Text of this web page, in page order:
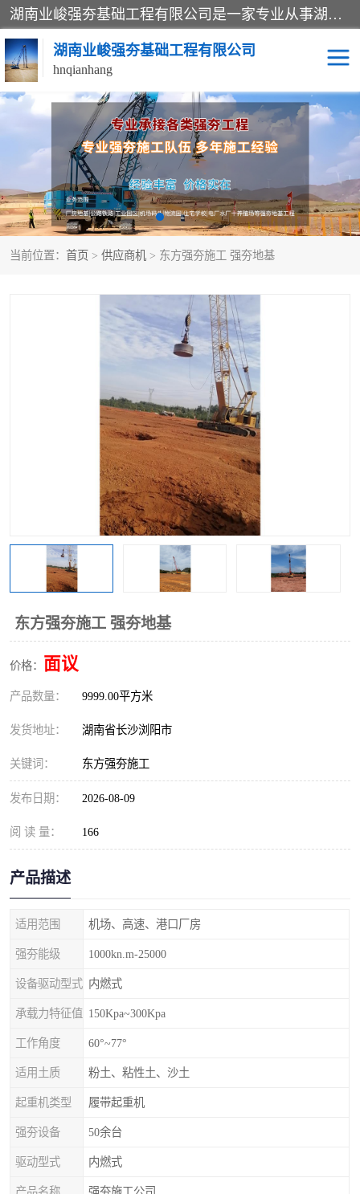
湖南业峻强夯基础工程有限公司是一家专业从事湖南强夯基础工程、强夯机租赁，地基处理的施工单位。业务覆盖：湖南、广东，江西等地。可承接1000KN.m-25000KN.m强夯（置换）工程。公司创始人是国内较早期从事强夯施工的建设者，经过多年的一步一个脚印的发展，在行业内具有较高的度和良好的口碑。
湖南业峻强夯基础工程有限公司
hnqianhang
当前位置： 首页 > 供应商机 > 东方强夯施工 强夯地基
东方强夯施工 强夯地基
价格： 面议
产品数量： 9999.00平方米
发货地址： 湖南省长沙浏阳市
关键词： 东方强夯施工
发布日期： 2026-08-09
阅 读 量： 166
产品描述
适用范围 机场、高速、港口厂房
强夯能级 1000kn.m-25000
设备驱动型式 内燃式
承载力特征值 150Kpa~300Kpa
工作角度 60°~77°
适用土质 粉土、粘性土、沙土
起重机类型 履带起重机
强夯设备 50余台
驱动型式 内燃式
强夯施工案例 强夯机租赁
强夯施工工程 强夯施工队伍
强夯队伍